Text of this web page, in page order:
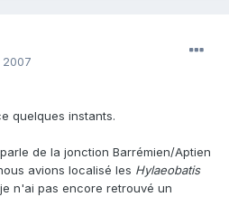
quelques instants.
de la jonction Barrémien/Aptien
avions localisé les Hylaeobatis
n'ai pas encore retrouvé un